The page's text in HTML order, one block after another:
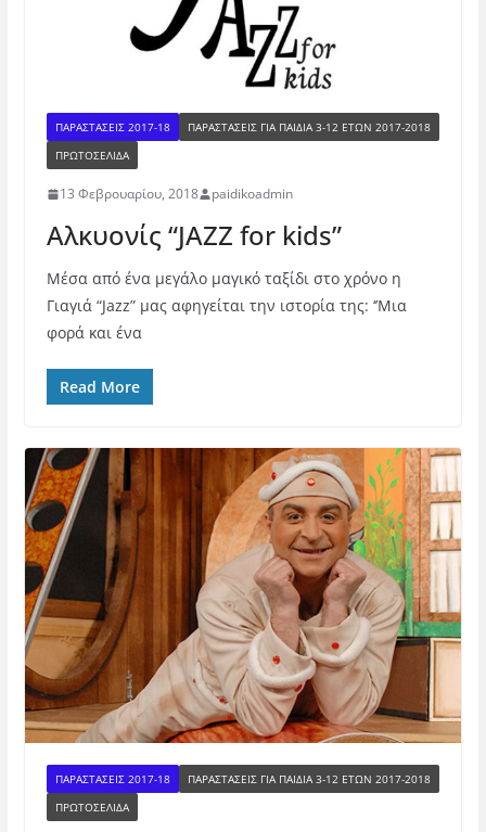
ΠΑΡΑΣΤΑΣΕΙΣ 2017-18
ΠΑΡΑΣΤΆΣΕΙΣ ΓΙΑ ΠΑΙΔΙΆ 3-12 ΕΤΏΝ 2017-2018
ΠΡΩΤΟΣΕΛΙΔΑ
13 Φεβρουαρίου, 2018 paidikoadmin
Αλκυονίς “JAZZ for kids”
Μέσα από ένα μεγάλο μαγικό ταξίδι στο χρόνο η
Γιαγιά “Jazz” μας αφηγείται την ιστορία της: ‘’Μια
φορά και ένα
Read More
ΠΑΡΑΣΤΑΣΕΙΣ 2017-18
ΠΑΡΑΣΤΆΣΕΙΣ ΓΙΑ ΠΑΙΔΙΆ 3-12 ΕΤΏΝ 2017-2018
ΠΡΩΤΟΣΕΛΙΔΑ